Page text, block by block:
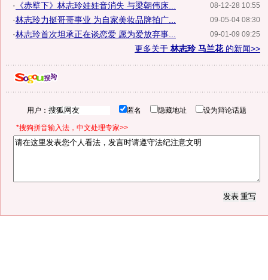
08-12-28 10:55
· 《赤壁下》林志玲娃娃音消失 与梁朝伟床...
09-05-04 08:30
·林志玲力挺哥哥事业 为自家美妆品牌拍广...
09-01-09 09:25
·林志玲首次坦承正在谈恋爱 愿为爱放弃事...
更多关于 林志玲 马兰花的新闻>>
用户： 匿名 隐藏地址 设为辩论话题
*搜狗拼音输入法，中文处理专家>>